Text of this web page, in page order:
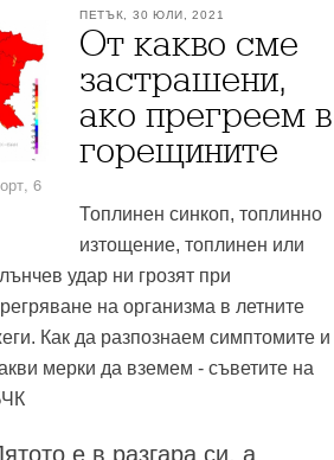
ПЕТЪК, 30 ЮЛИ, 2021
От какво сме
застрашени,
ако прегреем в
горещините
6
Топлинен синкоп, топлинно
изтощение, топлинен или
удар ни грозят при
на организма в летните
Как да разпознаем симптомите и
мерки да вземем - съветите на
е в разгара си, а